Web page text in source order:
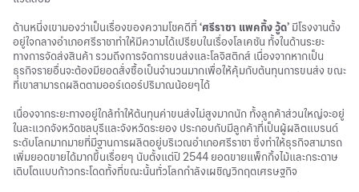
ด้านหนึ่งเขามองว่าเป็นเรื่องของความโชคดีที่‘ศรีราชา แพคกิ้ง วู้ด’ มีโรงงานตั้ง
อยู่ใจกลางอำเภอศรีราชาทำให้มีความได้เปรียบในเรื่องโลเคชัน ทั้งในด้านระยะ
ทางการจัดส่งสินค้า รวมถึงการจัดการขนส่งและโลจิสติกส์ เนื่องจากหากเป็น
ธุรกิจรายอื่นจะต้องมียอดสั่งซื้อเป็นจำนวนมากเพื่อให้คุ้มกับต้นทุนการขนส่ง ขณะ
ที่เขาสามารถผลิตตามออร์เดอร์ปริมาณน้อยๆได้
เนื่องจากระยะทางอยู่ใกล้ทำให้ต้นทุนค่าขนส่งไม่สูงมากนัก ทั้งลูกค้าส่วนใหญ่จะอยู่
ในละแวกจังหวัดชลบุรีและจังหวัดระยอง ประกอบกับมีลูกค้าที่เป็นผู้ผลิตแบรนด์
ระดับโลกมากมายที่มีฐานการผลิตอยู่บริเวณอำเภอศรีราชา ซึ่งทำให้ธุรกิจสามารถ
เพิ่มยอดขายได้มากขึ้นเรื่อยๆ นับตั้งแต่ปี 2544 ยอดขายแพ็กกิ้งไม้และกระดาษ
เติบโตแบบก้าวกระโดดทั้งที่ขณะนั้นทั่วโลกกำลังเผชิญวิกฤตเศรษฐกิจ